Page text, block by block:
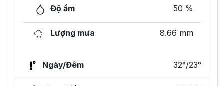
Độ ẩm 50 %
Lượng mưa 8.66 mm
Ngày/Đêm 32°/23°